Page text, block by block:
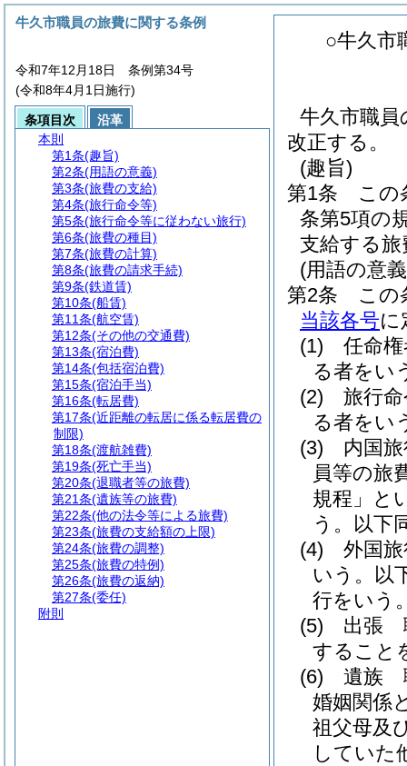
○牛久市
牛久市職員
改正する。
(趣旨)
第1条
この
条第5項の
支給する
(用語の意
第2条
この
当該各号に
(1)
任命
る者をい
(2)
旅行
る者をい
(3)
内国
員等の旅
規程」と
う。以下
(4)
外国
いう。以
行をいう
(5)
出張
すること
(6)
遺族
婚姻関係
祖父母及
していた
牛久市職員の旅費に関する条例
令和7年12月18日 条例第34号
(令和8年4月1日施行)
条項目次
沿革
本則
第1条(趣旨)
第2条(用語の意義)
第3条(旅費の支給)
第4条(旅行命令等)
第5条(旅行命令等に従わない旅行)
第6条(旅費の種目)
第7条(旅費の計算)
第8条(旅費の請求手続)
第9条(鉄道賃)
第10条(船賃)
第11条(航空賃)
第12条(その他の交通費)
第13条(宿泊費)
第14条(包括宿泊費)
第15条(宿泊手当)
第16条(転居費)
第17条(近距離の転居に係る転居費の
制限)
第18条(渡航雑費)
第19条(死亡手当)
第20条(退職者等の旅費)
第21条(遺族等の旅費)
第22条(他の法令等による旅費)
第23条(旅費の支給額の上限)
第24条(旅費の調整)
第25条(旅費の特例)
第26条(旅費の返納)
第27条(委任)
附則